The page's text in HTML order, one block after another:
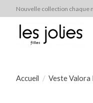
Nouvelle collection chaque
Accueil / Veste Valora